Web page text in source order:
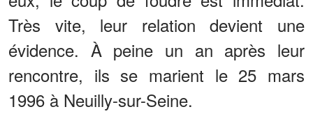
Très vite, leur relation devient une
évidence. À peine un an après leur
rencontre, ils se marient le 25 mars
1996 à Neuilly-sur-Seine.